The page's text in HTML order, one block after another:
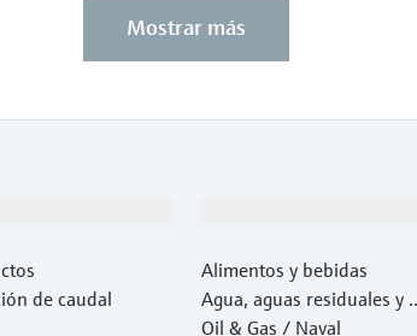
Mostrar más
de caudal
Alimentos y bebidas
Agua, aguas residuales y r
esiduos
Oil & Gas / Naval